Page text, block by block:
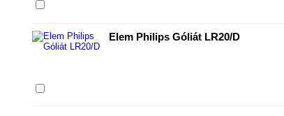
Elem Philips Góliát LR20/D